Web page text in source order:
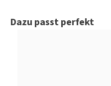
Produktgalerie überspringen
Dazu passt perfekt